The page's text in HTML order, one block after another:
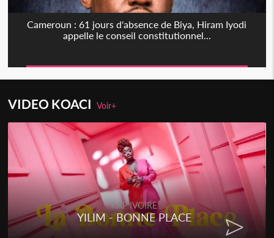
Cameroun : 61 jours d'absence de Biya, Hiram Iyodi
appelle le conseil constitutionnel...
VIDEO KOACIVoir+
RAP IVOIRE
YILIM - BONNE PLACE